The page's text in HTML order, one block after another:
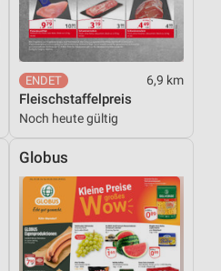
6,9 km
Fleischstaffelpreis
Noch heute gültig
Globus